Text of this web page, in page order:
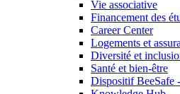
Vie associative
Financement des
Career Center
Logements et
Diversité et
Santé et bien-être
Dispositif BeeSafe